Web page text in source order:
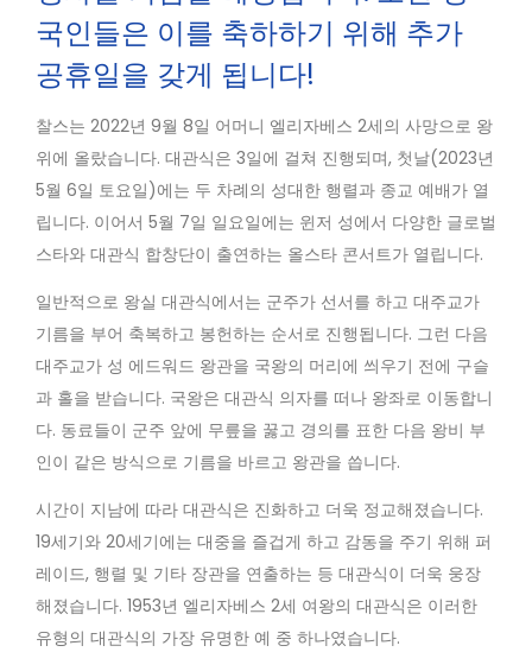
국인들은 이를 축하하기 위해 추가
공휴일을 갖게 됩니다!
찰스는 2022년 9월 8일 어머니 엘리자베스 2세의 사망으로 왕
위에 올랐습니다. 대관식은 3일에 걸쳐 진행되며, 첫날(2023년
5월 6일 토요일)에는 두 차례의 성대한 행렬과 종교 예배가 열
립니다. 이어서 5월 7일 일요일에는 윈저 성에서 다양한 글로벌
스타와 대관식 합창단이 출연하는 올스타 콘서트가 열립니다.
일반적으로 왕실 대관식에서는 군주가 선서를 하고 대주교가
기름을 부어 축복하고 봉헌하는 순서로 진행됩니다. 그런 다음
대주교가 성 에드워드 왕관을 국왕의 머리에 씌우기 전에 구슬
과 홀을 받습니다. 국왕은 대관식 의자를 떠나 왕좌로 이동합니
다. 동료들이 군주 앞에 무릎을 꿇고 경의를 표한 다음 왕비 부
인이 같은 방식으로 기름을 바르고 왕관을 씁니다.
시간이 지남에 따라 대관식은 진화하고 더욱 정교해졌습니다.
19세기와 20세기에는 대중을 즐겁게 하고 감동을 주기 위해 퍼
레이드, 행렬 및 기타 장관을 연출하는 등 대관식이 더욱 웅장
해졌습니다. 1953년 엘리자베스 2세 여왕의 대관식은 이러한
유형의 대관식의 가장 유명한 예 중 하나였습니다.